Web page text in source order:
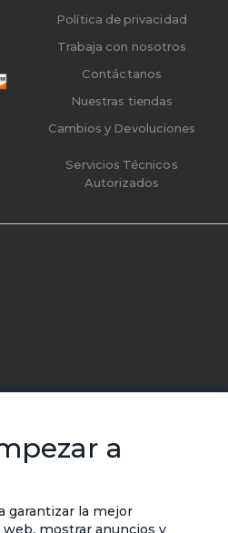
Política de privacidad
Trabaja con nosotros
Contáctanos
Nuestras tiendas
Cambios y Devoluciones
Servicios Técnicos
Autorizados
sobre últimas colecciones,
a
garantizar la mejor
mostrar anuncios y